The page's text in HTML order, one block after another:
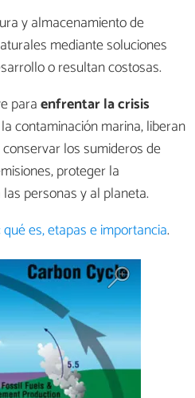
y almacenamiento de
mediante soluciones
o resultan costosas.
paraenfrentar la crisis
contaminación marina, liberan
los sumideros de
proteger la
personas y al planeta.
es, etapas e importancia.